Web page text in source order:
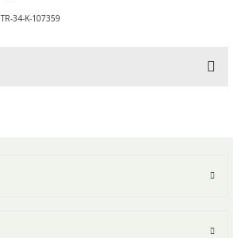
TR-34-K-107359